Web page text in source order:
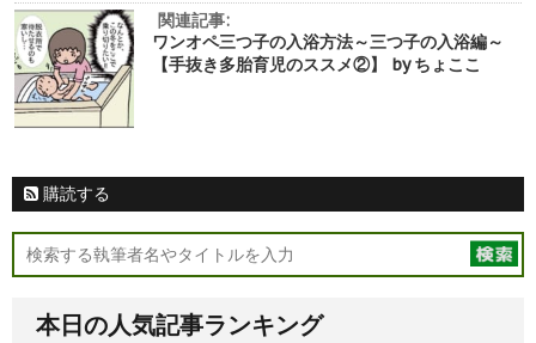
関連記事:
ワンオペ三つ子の入浴方法～三つ子の入浴編～
【手抜き多胎育児のススメ②】 by ちょここ
購読する
本日の人気記事ランキング